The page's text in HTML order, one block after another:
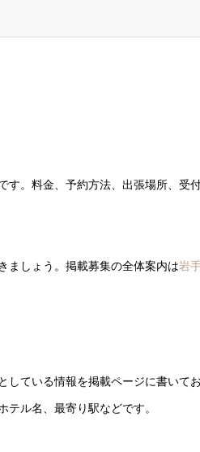
す。料金、予約方法、出張場所、受
ましょう。掲載募集の全体案内は岩
ている情報を掲載ページに書いてお
ル名、最寄り駅などです。